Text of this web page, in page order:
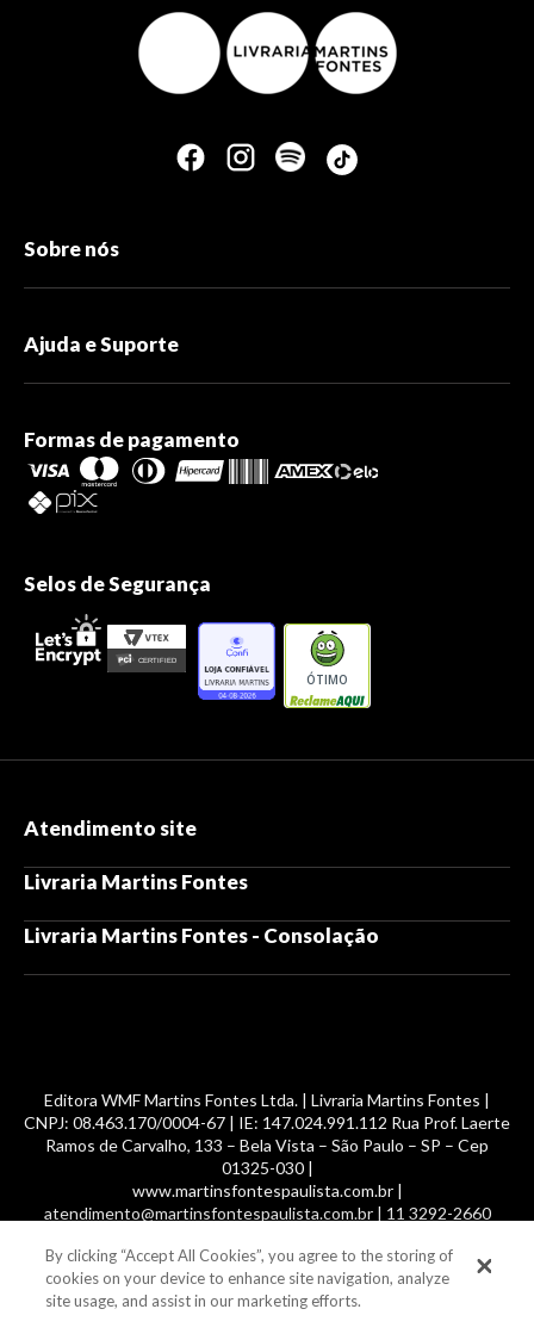
Sobre nós
Ajuda e Suporte
Formas de pagamento
Selos de Segurança
ÓTIMO
Atendimento site
Livraria Martins Fontes
Livraria Martins Fontes - Consolação
Editora WMF Martins Fontes Ltda. | Livraria Martins Fontes |
CNPJ: 08.463.170/0004-67 | IE: 147.024.991.112 Rua Prof. Laerte
Ramos de Carvalho, 133 – Bela Vista – São Paulo – SP – Cep
01325-030 |
www.martinsfontespaulista.com.br |
atendimento@martinsfontespaulista.com.br | 11 3292-2660
© 2014 -2026, MartinsFontes livros nacionais e importados,
com mais de 700 mil títulos. Todos os direitos reservados.
By clicking “Accept All Cookies”, you agree to the storing of
cookies on your device to enhance site navigation, analyze
site usage, and assist in our marketing efforts.